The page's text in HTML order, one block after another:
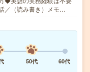
／（読み書き）メモ…
50代
60代